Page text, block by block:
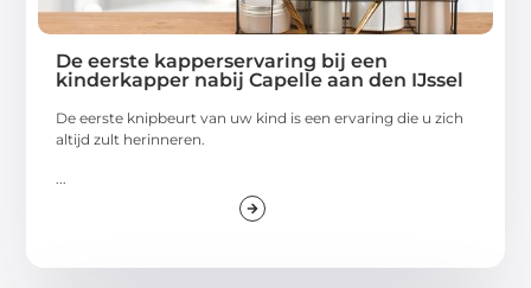
De eerste kapperservaring bij een
kinderkapper nabij Capelle aan den IJssel
De eerste knipbeurt van uw kind is een ervaring die u zich
altijd zult herinneren.